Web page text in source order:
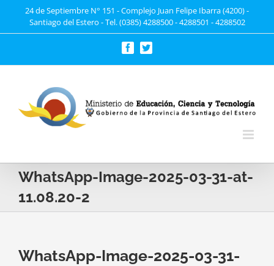
24 de Septiembre N° 151 - Complejo Juan Felipe Ibarra (4200) -
Santiago del Estero - Tel. (0385) 4288500 - 4288501 - 4288502
FacebookTwitter
WhatsApp-Image-2025-03-31-at-
11.08.20-2
WhatsApp-Image-2025-03-31-